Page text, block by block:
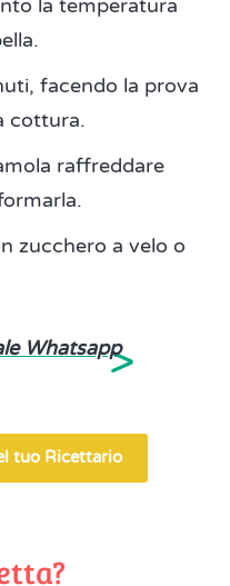
la temperatura
facendo la prova
cottura.
raffreddare
zucchero a velo o
Whatsapp>
tuo Ricettario